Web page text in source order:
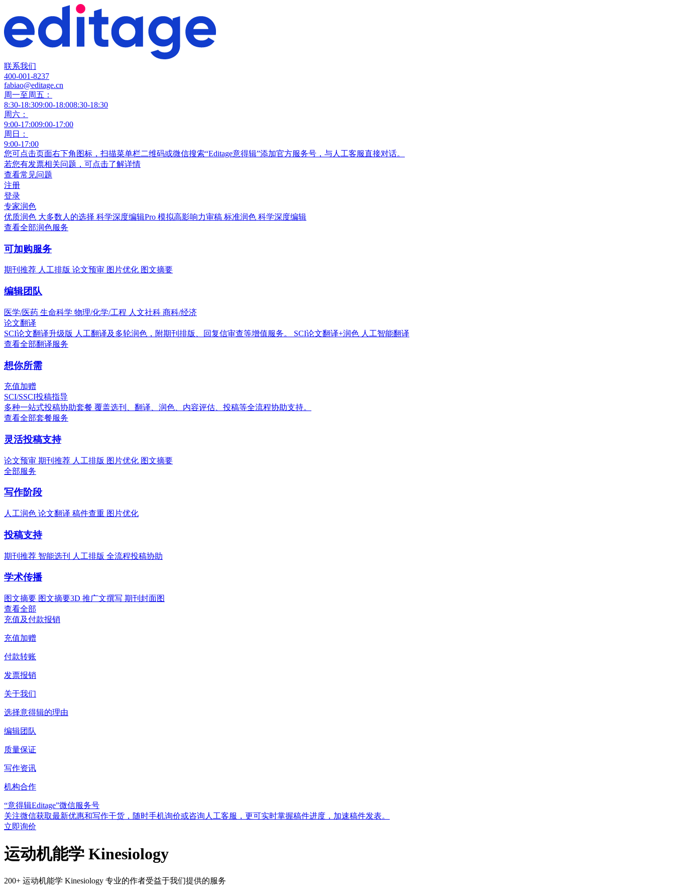
联系我们
400-001-8237
fabiao@editage.cn
周一至周五：
8:30-18:309:00-18:008:30-18:30
周六：
9:00-17:009:00-17:00
周日：
9:00-17:00
您可点击页面右下角图标，扫描菜单栏二维码或微信搜索“Editage意得辑”添加官方服务号，与人工客服直接对话。
若您有发票相关问题，可点击了解详情
查看常见问题
注册
登录
专家润色
优质润色 大多数人的选择 科学深度编辑Pro 模拟高影响力审稿 标准润色 科学深度编辑
查看全部润色服务
可加购服务
期刊推荐 人工排版 论文预审 图片优化 图文摘要
编辑团队
医学/医药 生命科学 物理/化学/工程 人文社科 商科/经济
论文翻译
SCI论文翻译升级版 人工翻译及多轮润色，附期刊排版、回复信审查等增值服务。 SCI论文翻译+润色 人工智能翻译
查看全部翻译服务
想你所需
充值加赠
SCI/SSCI投稿指导
多种一站式投稿协助套餐 覆盖选刊、翻译、润色、内容评估、投稿等全流程协助支持。
查看全部套餐服务
灵活投稿支持
论文预审 期刊推荐 人工排版 图片优化 图文摘要
全部服务
写作阶段
人工润色 论文翻译 稿件查重 图片优化
投稿支持
期刊推荐 智能选刊 人工排版 全流程投稿协助
学术传播
图文摘要 图文摘要3D 推广文撰写 期刊封面图
查看全部
充值及付款报销
充值加赠
付款转账
发票报销
关于我们
选择意得辑的理由
编辑团队
质量保证
写作资讯
机构合作
“意得辑Editage”微信服务号
关注微信获取最新优惠和写作干货，随时手机询价或咨询人工客服，更可实时掌握稿件进度，加速稿件发表。
立即询价
运动机能学 Kinesiology
200+ 运动机能学 Kinesiology 专业的作者受益于我们提供的服务